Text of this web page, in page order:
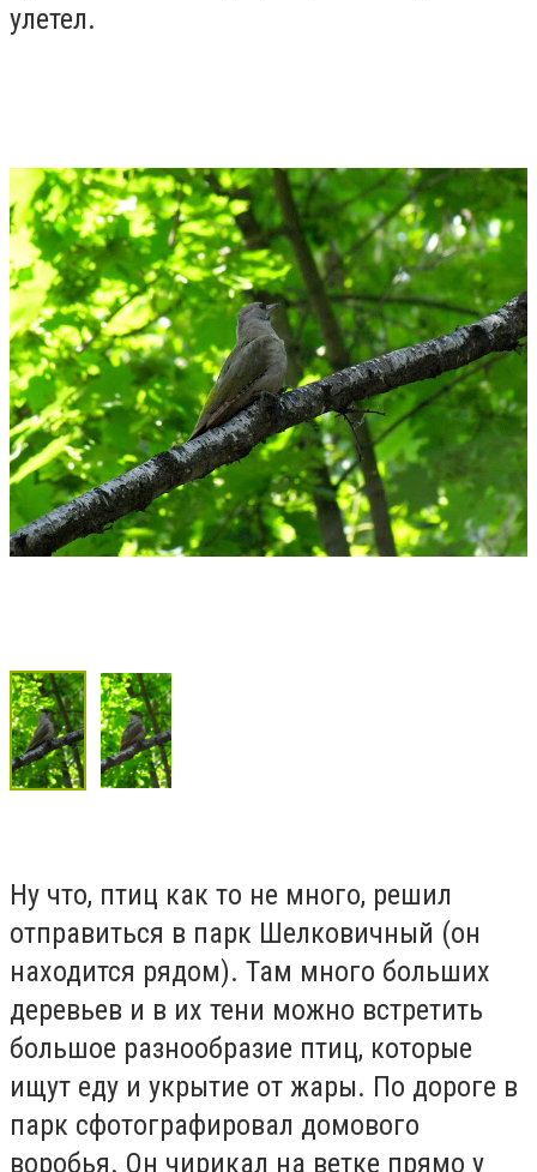
улетел.
Ну что, птиц как то не много, решил
отправиться в парк Шелковичный (он
находится рядом). Там много больших
деревьев и в их тени можно встретить
большое разнообразие птиц, которые
ищут еду и укрытие от жары. По дороге в
парк сфотографировал домового
воробья. Он чирикал на ветке прямо у